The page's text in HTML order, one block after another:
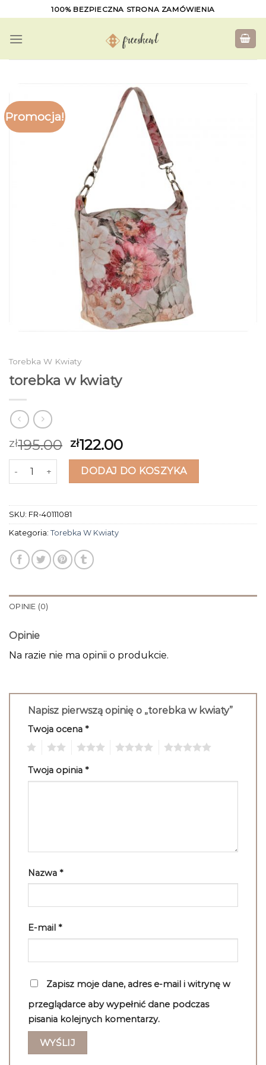
to
content
100% BEZPIECZNA STRONA ZAMÓWIENIA
Promocja!
Torebka W Kwiaty
torebka w kwiaty
zł195.00 zł122.00
ilość torebka w kwiatyDODAJ DO KOSZYKA
SKU: FR-40111081
Kategoria: Torebka W Kwiaty
OPINIE (0)
Opinie
Na razie nie ma opinii o produkcie.
Napisz pierwszą opinię o „torebka w kwiaty”
Twoja ocena *
Twoja opinia *
Nazwa *
E-mail *
Zapisz moje dane, adres e-mail i witrynę w
przeglądarce aby wypełnić dane podczas
pisania kolejnych komentarzy.